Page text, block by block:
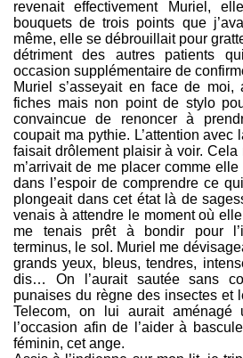
revenait effectivement Muriel,
bouquets de trois points que
même, elle se débrouillait pour
détriment des autres patients
occasion supplémentaire de
Muriel s’asseyait en face de moi,
fiches mais non point de stylo
convaincue de renoncer à
coupait ma pythie. L’attention avec
faisait drôlement plaisir à voir. Cela
m’arrivait de me placer comme
dans l’espoir de comprendre ce
plongeait dans cet état là de
venais à attendre le moment où
me tenais prêt à bondir pour
terminus, le sol. Muriel me
grands yeux, bleus, tendres,
dis… On l’aurait sautée sans
punaises du règne des insectes et
Telecom, on lui aurait aménagé
l’occasion afin de l’aider à
féminin, cet ange.